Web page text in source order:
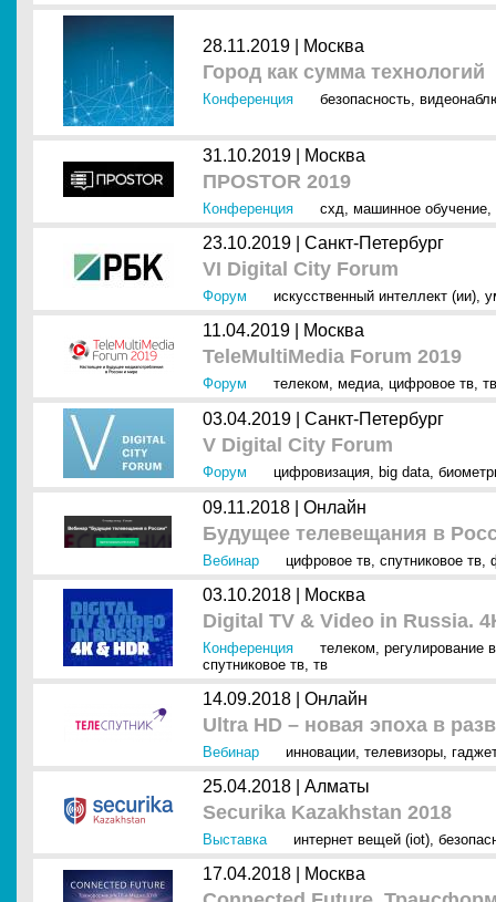
28.11.2019 | Москва
Город как сумма технологий
Конференция безопасность,
31.10.2019 | Москва
ПРОSTOR 2019
Конференция схд, машинное обучение,
23.10.2019 | Санкт-Петербург
VI Digital City Forum
Форум искусственный интеллект (ии),
11.04.2019 | Москва
TeleMultiMedia Forum 2019
Форум телеком, медиа, цифровое тв, тв
03.04.2019 | Санкт-Петербург
V Digital City Forum
Форум цифровизация, big data,
09.11.2018 | Онлайн
Будущее телевещания в
Вебинар цифровое тв, спутниковое тв,
03.10.2018 | Москва
Digital TV & Video in Russia.
Конференция телеком, регулирование
спутниковое тв, тв
14.09.2018 | Онлайн
Ultra HD – новая эпоха в
Вебинар инновации, телевизоры,
25.04.2018 | Алматы
Securika Kazakhstan 2018
Выставка интернет вещей (iot),
17.04.2018 | Москва